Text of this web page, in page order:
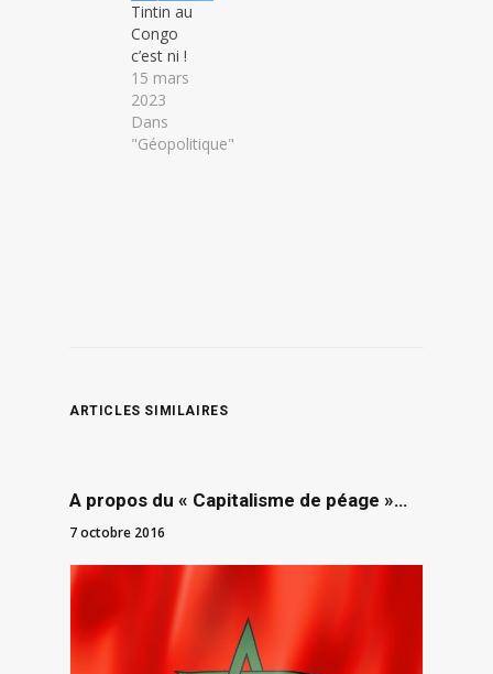
Tintin au
Congo
c’est fini !
15 mars
2023
Dans
"Géopolitique"
ARTICLES SIMILAIRES
A propos du « Capitalisme de péage »…
7 octobre 2016